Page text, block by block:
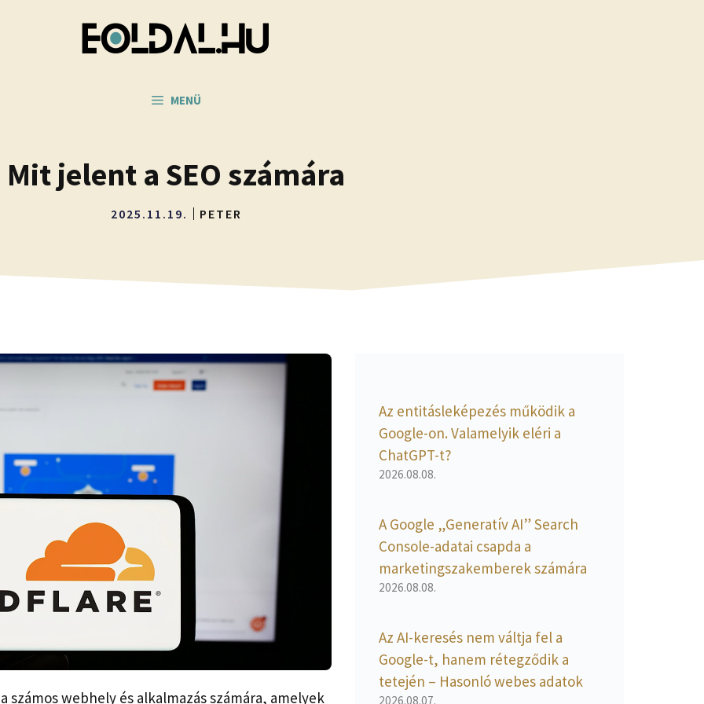
MENÜ
Mit jelent a SEO számára
2025.11.19. PETER
számos webhely és alkalmazás számára, amelyek
Az entitásleképezés működik a
Google-on. Valamelyik eléri a
ChatGPT-t?
2026.08.08.
A Google „Generatív AI” Search
Console-adatai csapda a
marketingszakemberek számára
2026.08.08.
Az AI-keresés nem váltja fel a
Google-t, hanem rétegződik a
tetején – Hasonló webes adatok
2026.08.07.